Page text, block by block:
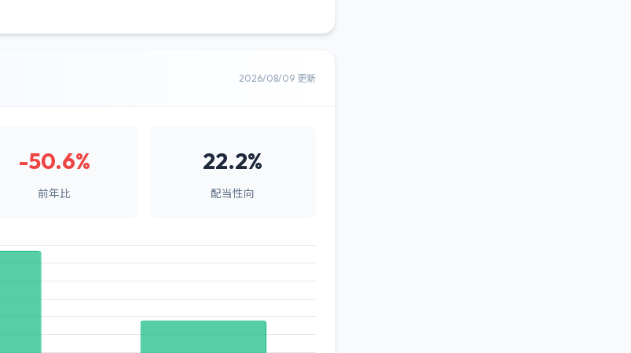
2026/08/09 更新
-50.6%
前年比
22.2%
配当性向